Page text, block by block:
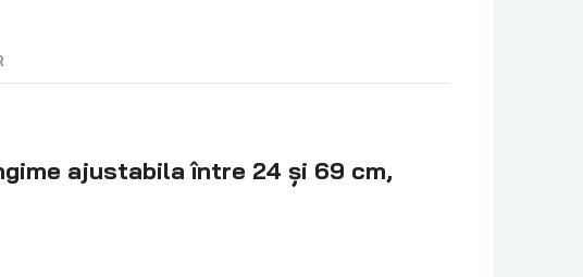
ajustabila între 24 și 69 cm,